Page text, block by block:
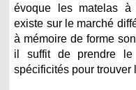
évoque les matelas à
existe sur le marché
à mémoire de forme
il suffit de prendre le
spécificités pour trouver